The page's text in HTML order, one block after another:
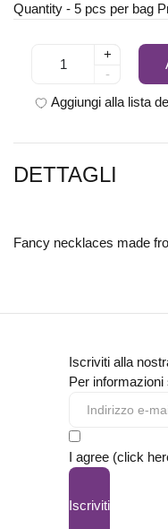
Quantity - 5 pcs per bag
+
-
Aggiungi alla lista
DETTAGLI
Fancy necklaces made
Iscriviti alla
Per informazioni
I agree (click
Iscriviti